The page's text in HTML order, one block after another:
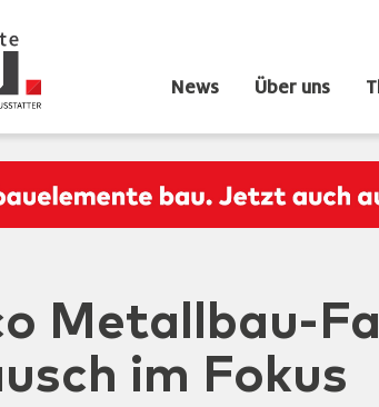
News Über uns
Metallbau-
im Fokus